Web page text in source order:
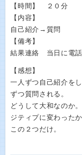
【時間】 ２０分
【内容】
自己紹介→質問
【備考】
結果連絡 当日に電話
【感想】
一人ずつ自己紹介を
ずつ質問される。
どうして大和なのか
ジティプに変わった
この２つだけ。